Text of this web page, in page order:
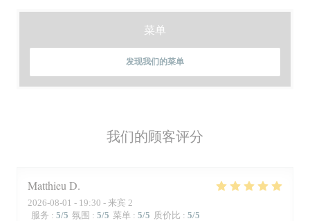
我们的顾客评分
Matthieu D
2026-08-01 - 19:30 - 来宾 2
服务 : 5/5 氛围 : 5/5 菜单 : 5/5 质价比 : 5/5
菜单
发现我们的菜单